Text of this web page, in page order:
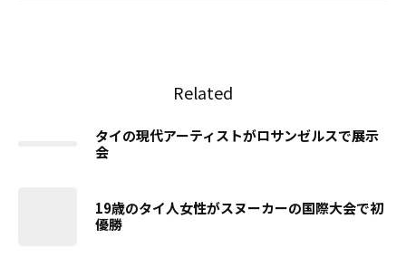
Related
タイの現代アーティストがロサンゼルスで展示
会
19歳のタイ人女性がスヌーカーの国際大会で初
優勝